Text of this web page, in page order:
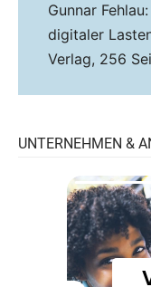
Gunnar
digitaler
Verlag, 256